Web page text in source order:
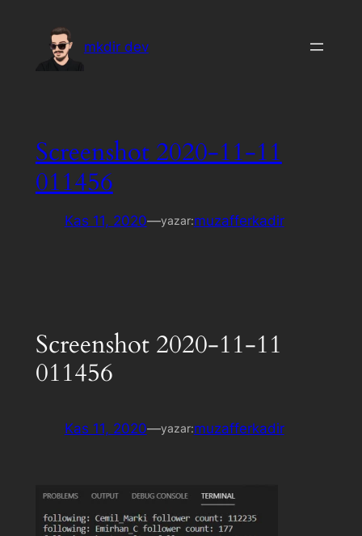
mkdir dev
Screenshot 2020-11-11
011456
Kas 11, 2020—yazar:muzafferkadir
Screenshot 2020-11-11
011456
Kas 11, 2020—yazar:muzafferkadir